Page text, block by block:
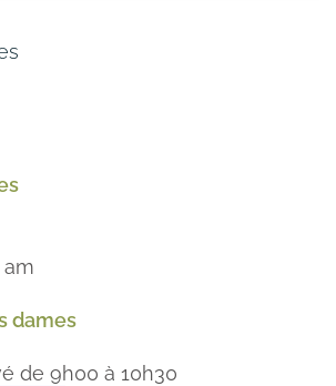
am
dames
de 9h00 à 10h30